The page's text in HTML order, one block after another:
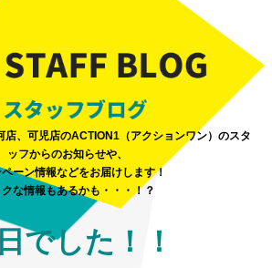
店、可児店のACTION1（アクションワン）のスタ
ッフからのお知らせや、
ーン情報などをお届けします！
クな情報もあるかも・・・！？
でした！！